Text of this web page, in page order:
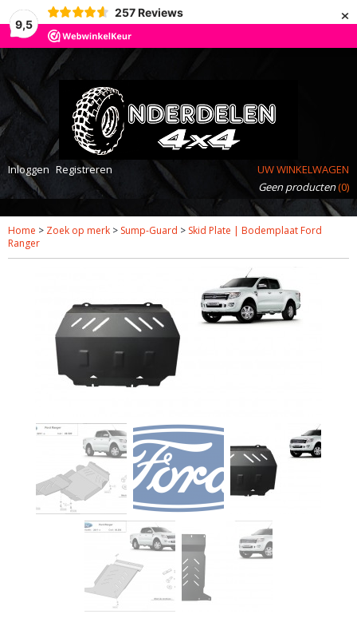
9,5
257 Reviews ×
Inloggen Registreren
UW WINKELWAGEN
Geen producten(0)
Home > Zoek op merk > Sump-Guard > Skid Plate | Bodemplaat Ford
Ranger